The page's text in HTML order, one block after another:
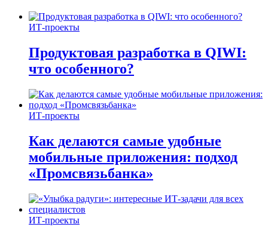
ИТ-проекты
Продуктовая разработка в QIWI:
что особенного?
ИТ-проекты
Как делаются самые удобные
мобильные приложения: подход
«Промсвязьбанка»
ИТ-проекты